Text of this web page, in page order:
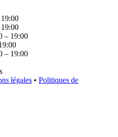
– 19:00
– 19:00
légales • Politiques de